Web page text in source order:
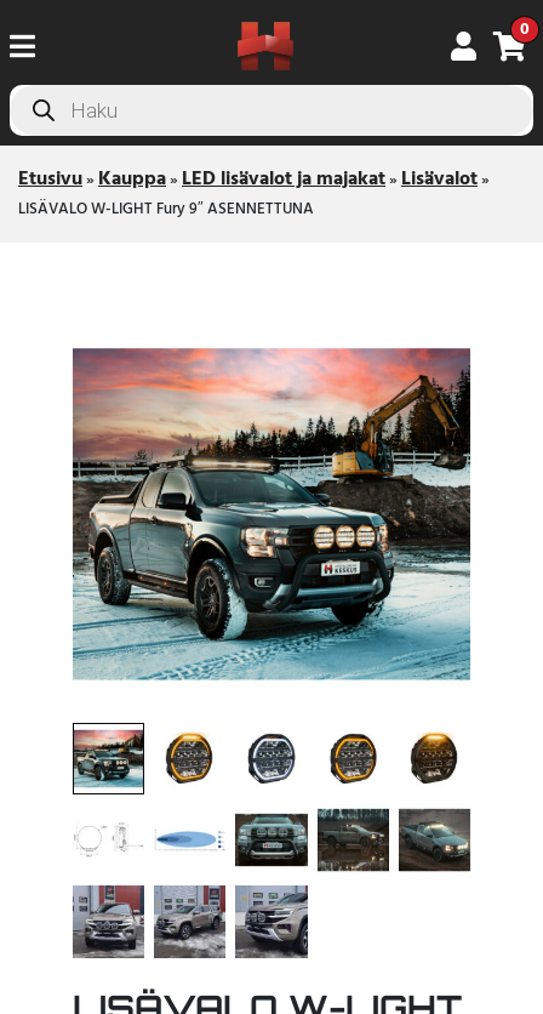
0
Products
search
Etusivu»Kauppa»LED lisävalot ja majakat»Lisävalot»
LISÄVALO W-LIGHT Fury 9″ ASENNETTUNA